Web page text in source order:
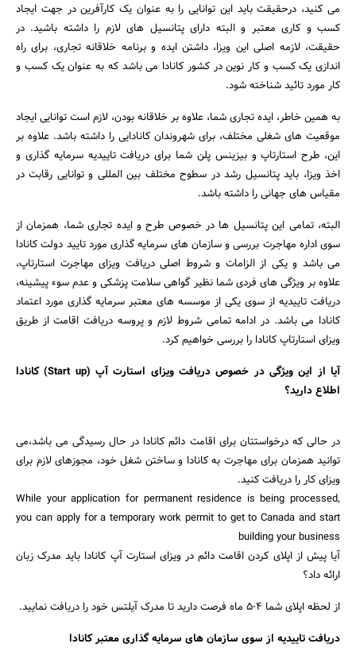
می کنید، درحقیقت باید این توانایی را به عنوان یک کارآفرین در جهت ایجاد
کسب و کاری معتبر و البته دارای پتانسیل های لازم را داشته باشید. در
حقیقت، لازمه اصلی این ویزا، داشتن ایده و برنامه خلاقانه تجاری، برای راه
اندازی یک کسب و کار نوین در کشور کانادا می باشد که به عنوان یک کسب و
کار مورد تائید شناخته شود.
به همین خاطر، ایده تجاری شما، علاوه بر خلاقانه بودن، لازم است توانایی ایجاد
موقعیت های شغلی مختلف، برای شهروندان کانادایی را داشته باشد. علاوه بر
این، طرح استارتاپ و بیزینس پلن شما برای دریافت تاییدیه سرمایه گذاری و
اخذ ویزا، باید پتانسیل رشد در سطوح مختلف بین المللی و توانایی رقابت در
مقیاس های جهانی را داشته باشد.
البته، تمامی این پتانسیل ها در خصوص طرح و ایده تجاری شما، همزمان از
سوی اداره مهاجرت بررسی و سازمان های سرمایه گذاری مورد تایید دولت کانادا
می باشد و یکی از الزامات و شروط اصلی دریافت ویزای مهاجرت استارتاپ،
علاوه بر ویژگی های فردی شما نظیر گواهی سلامت پزشکی و عدم سوء پیشینه،
دریافت تاییدیه از سوی یکی از موسسه های معتبر سرمایه گذاری مورد اعتماد
کانادا می باشد. در ادامه تمامی شروط لازم و پروسه دریافت اقامت از طریق
ویزای استارتاپ کانادا را بررسی خواهیم کرد.
آیا از این ویژگی در خصوص دریافت ویزای استارت آپ (Start up) کانادا
اطلاع دارید؟
در حالی که درخواستتان برای اقامت دائم کانادا در حال رسیدگی می باشد،می
توانید همزمان برای مهاجرت به کانادا و ساختن شغل خود، مجوزهای لازم برای
ویزای کار را دریافت کنید.
While your application for permanent residence is being processed,
you can apply for a temporary work permit to get to Canada and start
building your business
آیا پیش از اپلای کردن اقامت دائم در ویزای استارت آپ کانادا باید مدرک زبان
ارائه داد؟
از لحظه اپلای شما ۴-۵ ماه فرصت دارید تا مدرک آیلتس خود را دریافت نمایید.
دریافت تاییدیه از سوی سازمان های سرمایه گذاری معتبر کانادا